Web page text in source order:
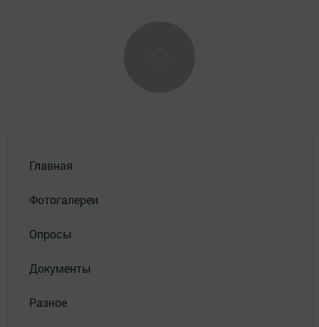
Главная
Фотогалереи
Опросы
Документы
Разное